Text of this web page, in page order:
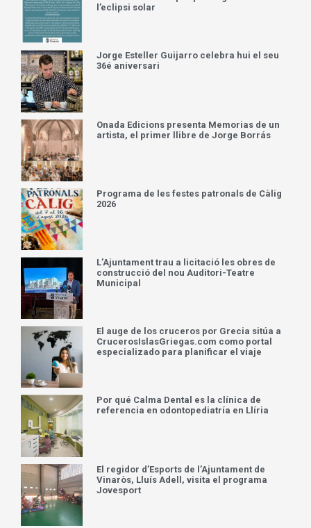
l’eclipsi solar
Jorge Esteller Guijarro celebra hui el seu
36é aniversari
Onada Edicions presenta Memorias de un
artista, el primer llibre de Jorge Borrás
Programa de les festes patronals de Càlig
2026
L’Ajuntament trau a licitació les obres de
construcció del nou Auditori-Teatre
Municipal
El auge de los cruceros por Grecia sitúa a
CrucerosIslasGriegas.com como portal
especializado para planificar el viaje
Por qué Calma Dental es la clínica de
referencia en odontopediatría en Llíria
El regidor d’Esports de l’Ajuntament de
Vinaròs, Lluís Adell, visita el programa
Jovesport